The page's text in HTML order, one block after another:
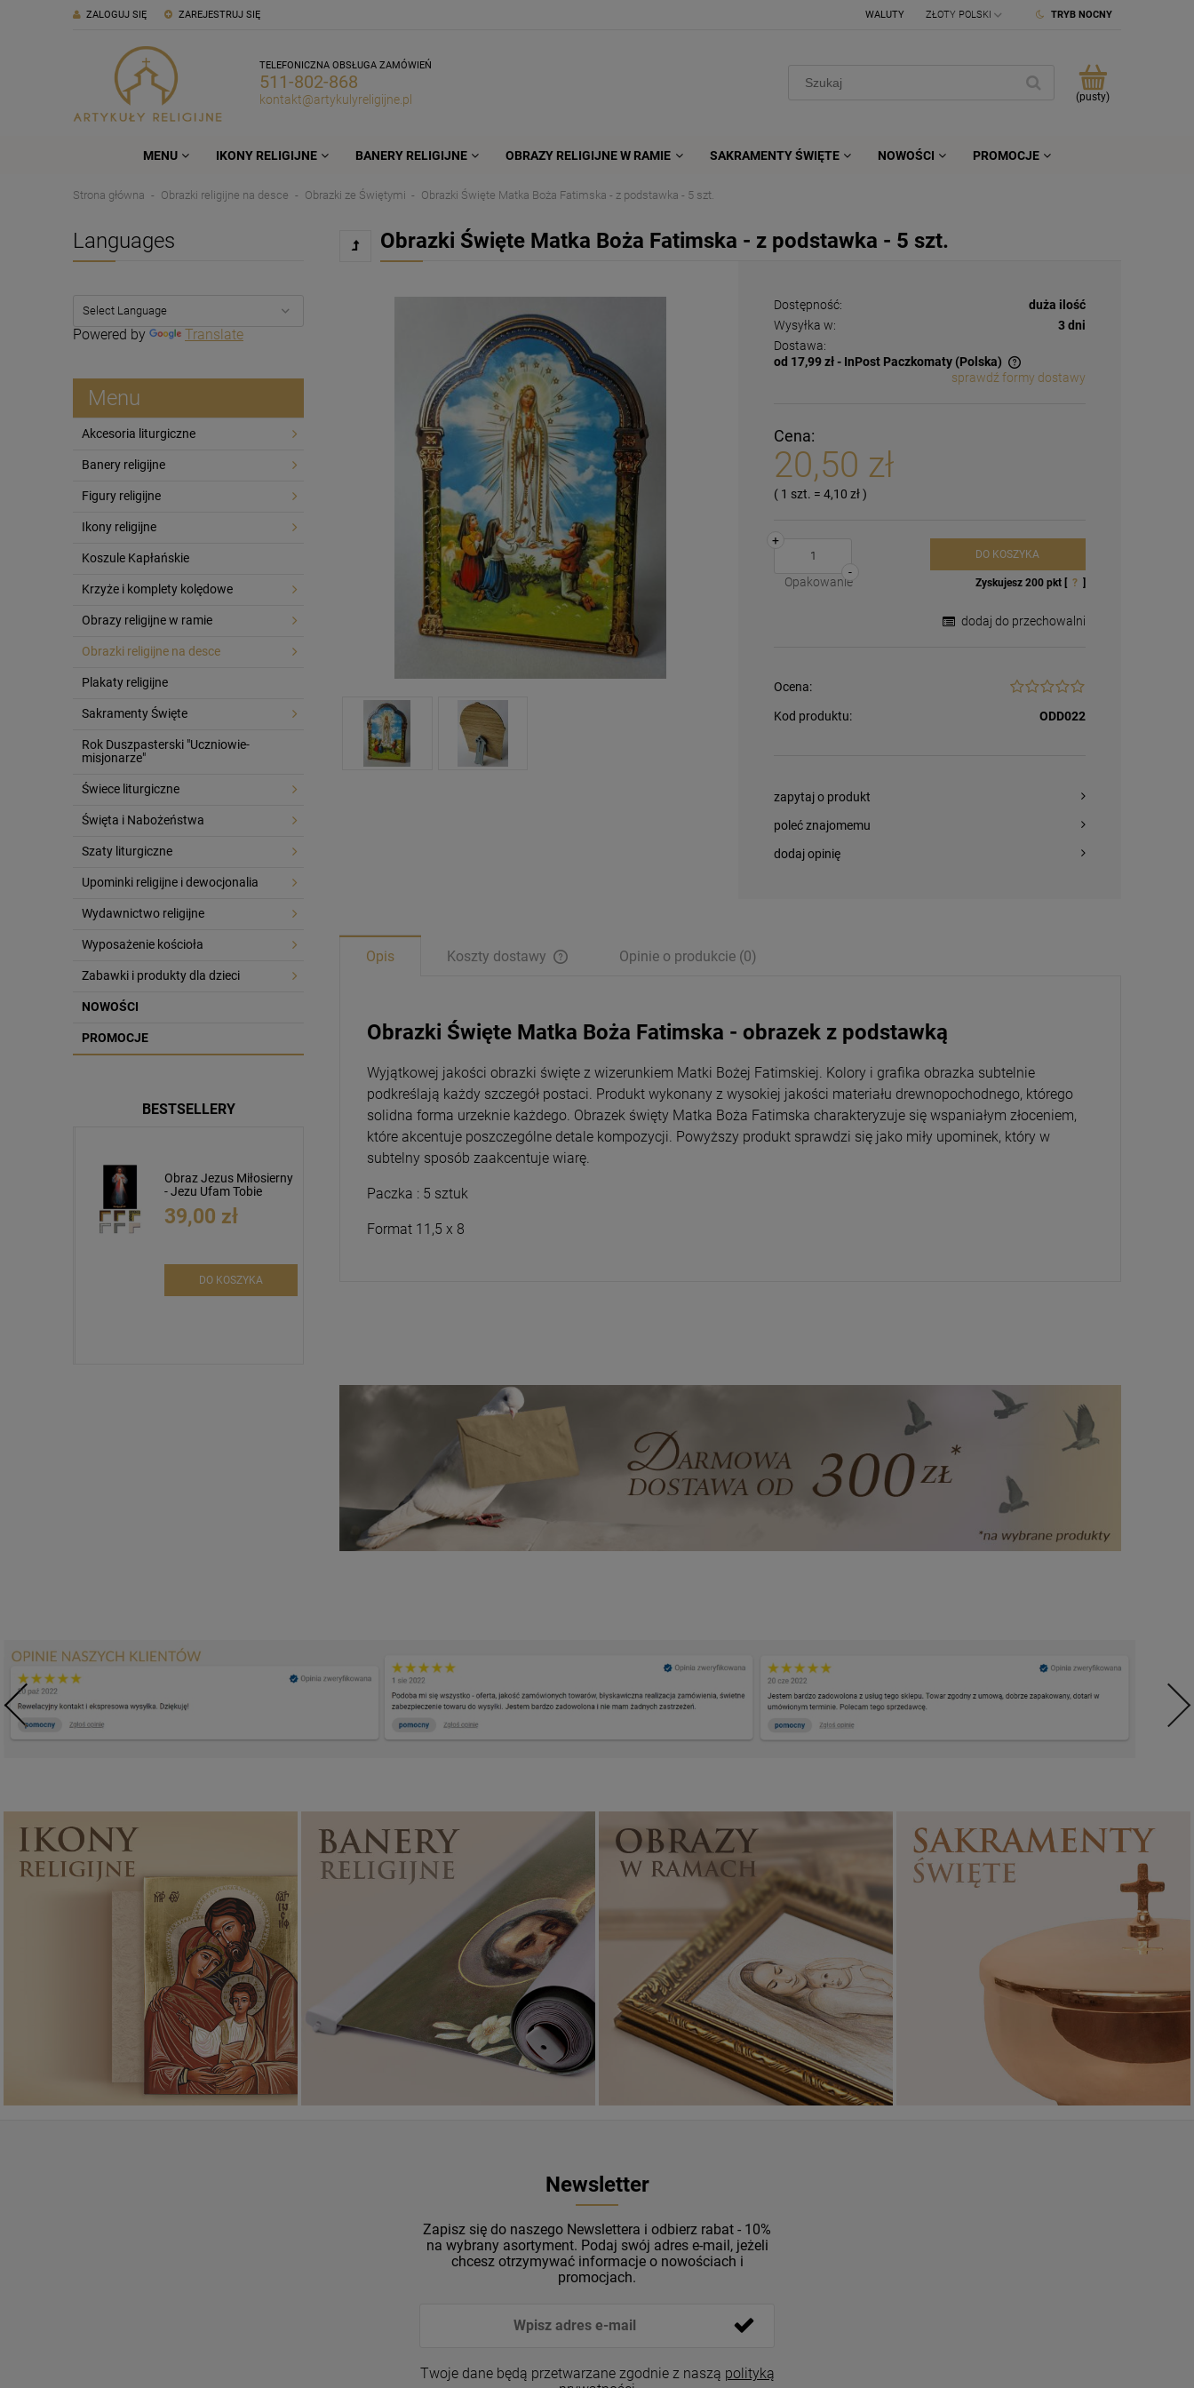
ZAREJESTRUJ SIĘ
ZALOGUJ SIĘ TRYB NOCNY
WALUTY
TELEFONICZNA OBSŁUGA ZAMÓWIEŃ
511-802-868
kontakt@artykulyreligijne.pl (pusty)
MENU IKONY RELIGIJNE BANERY RELIGIJNE OBRAZY RELIGIJNE W RAMIE SAKRAMENTY ŚWIĘTE NOWOŚCI PROMOCJE
Strona główna Obrazki religijne na desce Obrazki ze Świętymi Obrazki Święte Matka Boża Fatimska - z podstawka - 5 szt.
Languages
Powered by Translate
Menu
Akcesoria liturgiczne
Banery religijne
Figury religijne
Ikony religijne
Koszule Kapłańskie
Krzyże i komplety kolędowe
Obrazy religijne w ramie
Obrazki religijne na desce
Plakaty religijne
Sakramenty Święte
Rok Duszpasterski "Uczniowie-
misjonarze"
Świece liturgiczne
Święta i Nabożeństwa
Szaty liturgiczne
Upominki religijne i dewocjonalia
Wydawnictwo religijne
Wyposażenie kościoła
Zabawki i produkty dla dzieci
NOWOŚCI
PROMOCJE
BESTSELLERY
Obraz Jezus Miłosierny
- Jezu Ufam Tobie
39,00 zł
DO KOSZYKA
Kardynał Stefan
Obrazki Święte Matka Boża Fatimska - z podstawka - 5 szt.
Dostępność:
duża ilość
Wysyłka w:
3 dni
Dostawa:
od 17,99 zł - InPost Paczkomaty (Polska)
sprawdź formy dostawy
Cena:
20,50 zł
( 1 szt. =4,10 zł)
-
+
Opakowanie
DO KOSZYKA
Zyskujesz 200pkt [ ? ]
dodaj do przechowalni
Ocena:
Kod produktu: ODD022
zapytaj o produkt
poleć znajomemu
dodaj opinię
Opis Koszty dostawy Opinie o produkcie (0)
Obrazki Święte Matka Boża Fatimska - obrazek z podstawką
Wyjątkowej jakości obrazki święte z wizerunkiem Matki Bożej Fatimskiej. Kolory i grafika obrazka subtelnie
podkreślają każdy szczegół postaci. Produkt wykonany z wysokiej jakości materiału drewnopochodnego, którego
solidna forma urzeknie każdego. Obrazek święty Matka Boża Fatimska charakteryzuje się wspaniałym złoceniem,
które akcentuje poszczególne detale kompozycji. Powyższy produkt sprawdzi się jako miły upominek, który w
subtelny sposób zaakcentuje wiarę.
Paczka : 5 sztuk
Format 11,5 x 8
Ikony religijne
PONAD 400
WZORÓW
Banery religijne Obrazy religijne
PIĘKNE
WZORY
Sakramenty Święte
Newsletter
Zapisz się do naszego Newslettera i odbierz rabat - 10%
na wybrany asortyment. Podaj swój adres e-mail, jeżeli
chcesz otrzymywać informacje o nowościach i
promocjach.
Twoje dane będą przetwarzane zgodnie z naszą polityką